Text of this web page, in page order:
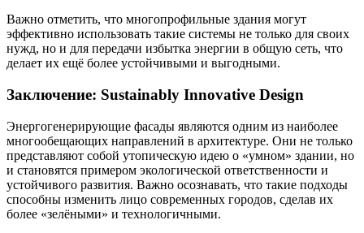
Важно отметить, что многопрофильные здания могут
эффективно использовать такие системы не только для своих
нужд, но и для передачи избытка энергии в общую сеть, что
делает их ещё более устойчивыми и выгодными.
Заключение: Sustainably Innovative Design
Энергогенерирующие фасады являются одним из наиболее
многообещающих направлений в архитектуре. Они не только
представляют собой утопическую идею о «умном» здании, но
и становятся примером экологической ответственности и
устойчивого развития. Важно осознавать, что такие подходы
способны изменить лицо современных городов, сделав их
более «зелёными» и технологичными.